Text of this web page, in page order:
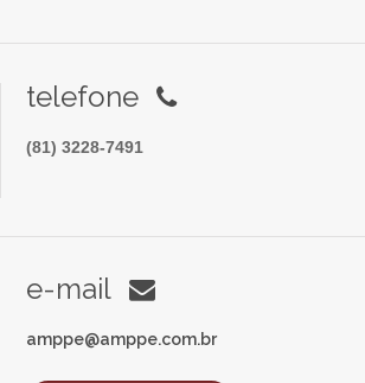
telefone
(81) 3228-7491
e-mail
amppe@amppe.com.br